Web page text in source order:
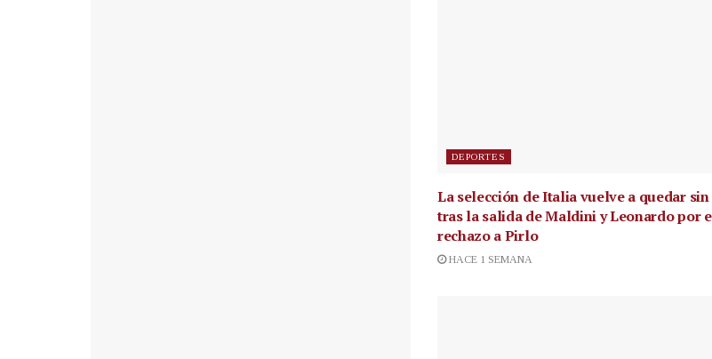
DEPORTES
La selección de Italia vuelve a quedar
tras la salida de Maldini y Leonardo por
rechazo a Pirlo
HACE 1 SEMANA